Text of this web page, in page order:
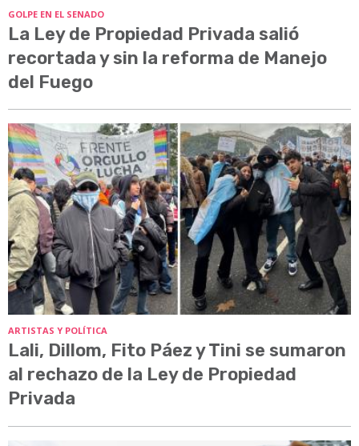
GOLPE EN EL SENADO
La Ley de Propiedad Privada salió
recortada y sin la reforma de Manejo
del Fuego
ARTISTAS Y POLÍTICA
Lali, Dillom, Fito Páez y Tini se sumaron
al rechazo de la Ley de Propiedad
Privada